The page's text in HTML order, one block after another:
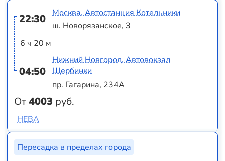
22:30
6 ч 20 м
04:50
От4003 руб.
Москва, Автостанция Котельники
ш. Новорязанское, 3
Нижний Новгород, Автовокзал
Щербинки
пр. Гагарина, 234А
НЕВА
Пересадка в пределах города